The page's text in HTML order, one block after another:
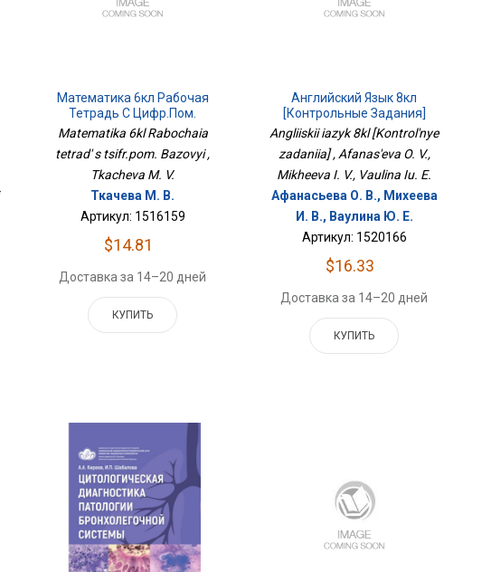
Математика 6кл Рабочая
Тетрадь С Цифр.пом.
Базовый
Matematika 6kl Rabochaia
tetrad' s tsifr.pom. Bazovyi ,
Tkacheva M. V.
Ткачева М. В.
Артикул: 1516159
$14.81
Доставка за 14–20 дней
КУПИТЬ
Английский Язык 8кл
[Контрольные Задания]
Angliiskii iazyk 8kl [Kontrol'nye
zadaniia] , Afanas'eva O. V.,
Mikheeva I. V., Vaulina Iu. E.
Афанасьева О. В., Михеева
И. В., Ваулина Ю. Е.
Артикул: 1520166
$16.33
Доставка за 14–20 дней
КУПИТЬ